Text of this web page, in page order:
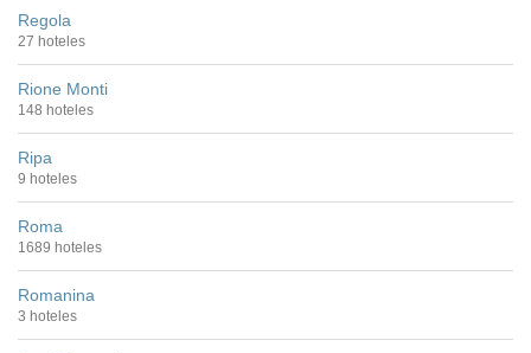
Regola
27 hoteles
Rione Monti
148 hoteles
Ripa
9 hoteles
Roma
1689 hoteles
Romanina
3 hoteles